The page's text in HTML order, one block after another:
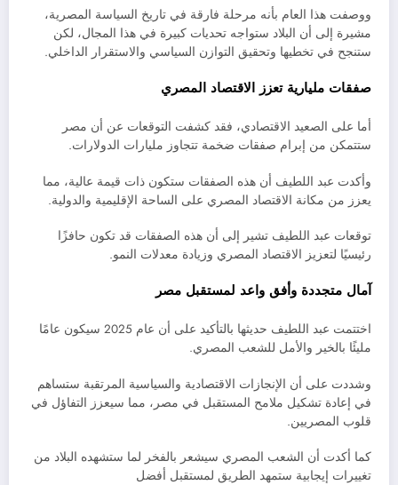
ووصفت هذا العام بأنه مرحلة فارقة في تاريخ السياسة المصرية،
مشيرة إلى أن البلاد ستواجه تحديات كبيرة في هذا المجال، لكن
ستنجح في تخطيها وتحقيق التوازن السياسي والاستقرار الداخلي.
صفقات مليارية تعزز الاقتصاد المصري
أما على الصعيد الاقتصادي، فقد كشفت التوقعات عن أن مصر
ستتمكن من إبرام صفقات ضخمة تتجاوز مليارات الدولارات.
وأكدت عبد اللطيف أن هذه الصفقات ستكون ذات قيمة عالية، مما
يعزز من مكانة الاقتصاد المصري على الساحة الإقليمية والدولية.
توقعات عبد اللطيف تشير إلى أن هذه الصفقات قد تكون حافزًا
رئيسيًا لتعزيز الاقتصاد المصري وزيادة معدلات النمو.
آمال متجددة وأفق واعد لمستقبل مصر
اختتمت عبد اللطيف حديثها بالتأكيد على أن عام 2025 سيكون عامًا
مليئًا بالخير والأمل للشعب المصري.
وشددت على أن الإنجازات الاقتصادية والسياسية المرتقبة ستساهم
في إعادة تشكيل ملامح المستقبل في مصر، مما سيعزز التفاؤل في
قلوب المصريين.
كما أكدت أن الشعب المصري سيشعر بالفخر لما ستشهده البلاد من
تغييرات إيجابية ستمهد الطريق لمستقبل أفضل